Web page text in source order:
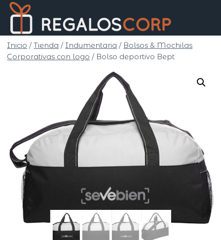
Saltar
contenido
Inicio / Tienda / Indumentaria / Bolsos & Mochilas
Corporativas con logo / Bolso deportivo Bept